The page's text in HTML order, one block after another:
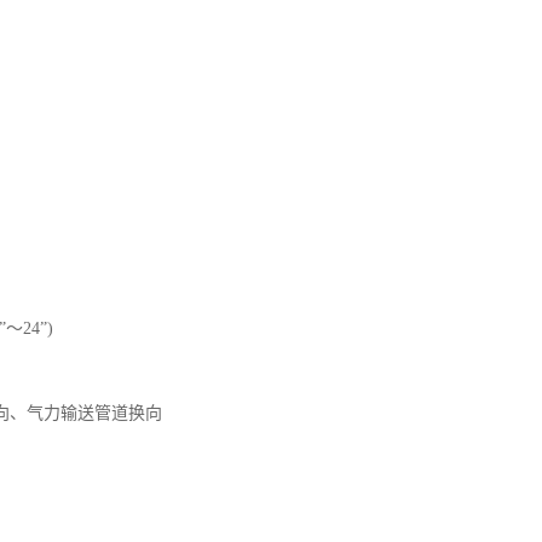
～24”)
、气力输送管道换向